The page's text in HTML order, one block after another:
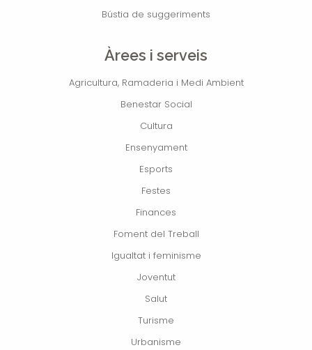
Bústia de suggeriments
Àrees i serveis
Agricultura, Ramaderia i Medi Ambient
Benestar Social
Cultura
Ensenyament
Esports
Festes
Finances
Foment del Treball
Igualtat i feminisme
Joventut
Salut
Turisme
Urbanisme